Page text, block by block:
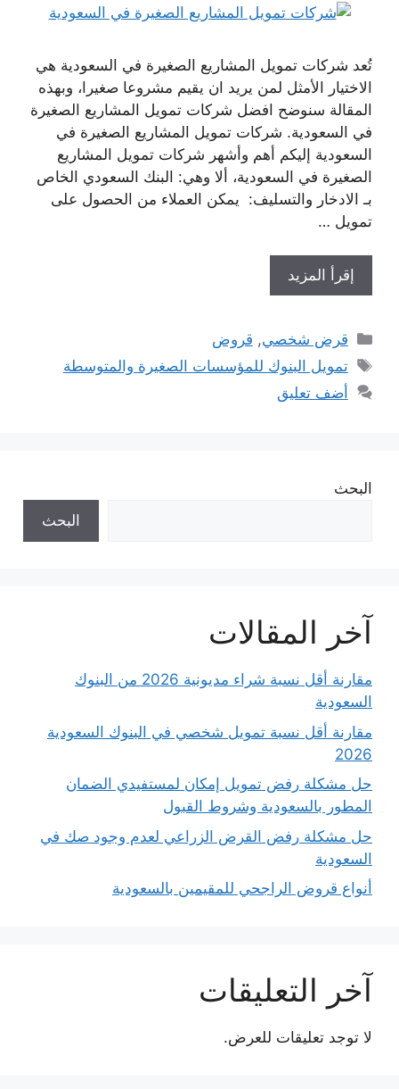
تُعد شركات تمويل المشاريع الصغيرة في السعودية هي
الاختيار الأمثل لمن يريد ان يقيم مشروعا صغيرا، وبهذه
المقالة سنوضح افضل شركات تمويل المشاريع الصغيرة
في السعودية. شركات تمويل المشاريع الصغيرة في
السعودية إليكم أهم وأشهر شركات تمويل المشاريع
الصغيرة في السعودية، ألا وهي: البنك السعودي الخاص
بـ الادخار والتسليف: يمكن العملاء من الحصول على
تمويل …
إقرأ المزيد
التصنيفات
قرض شخصي, قروض
الوسوم
تمويل البنوك للمؤسسات الصغيرة والمتوسطة
أضف تعليق
البحث
البحث
آخر المقالات
مقارنة أقل نسبة شراء مديونية 2026 من البنوك
السعودية
مقارنة أقل نسبة تمويل شخصي في البنوك السعودية
2026
حل مشكلة رفض تمويل إمكان لمستفيدي الضمان
المطور بالسعودية وشروط القبول
حل مشكلة رفض القرض الزراعي لعدم وجود صك في
السعودية
أنواع قروض الراجحي للمقيمين بالسعودية
آخر التعليقات
لا توجد تعليقات للعرض.